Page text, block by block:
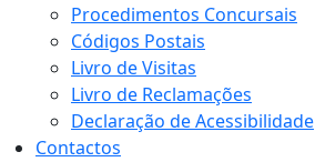
Procedimentos Concursais
Códigos Postais
Livro de Visitas
Livro de Reclamações
Declaração de Acessibilidade
Contactos